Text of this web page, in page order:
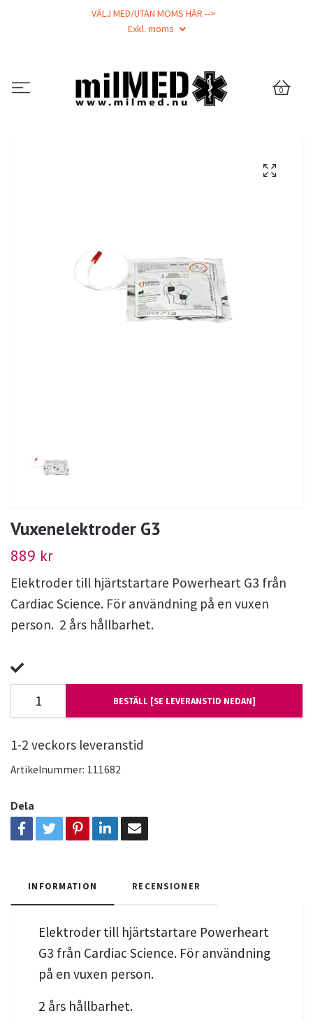
VÄLJ MED/UTAN MOMS HÄR -->
Exkl. moms
0
Vuxenelektroder G3
889 kr
Elektroder till hjärtstartare Powerheart G3 från
Cardiac Science. För användning på en vuxen
person. 2 års hållbarhet.
BESTÄLL [SE LEVERANSTID NEDAN]
1-2 veckors leveranstid
Artikelnummer: 111682
Dela
INFORMATION RECENSIONER
Elektroder till hjärtstartare Powerheart
G3 från Cardiac Science. För användning
på en vuxen person.
2 års hållbarhet.